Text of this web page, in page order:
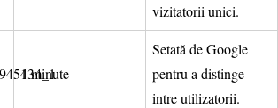
vizitatorii unici.
1 minute
Setată de Google
pentru a distinge
intre utilizatorii.